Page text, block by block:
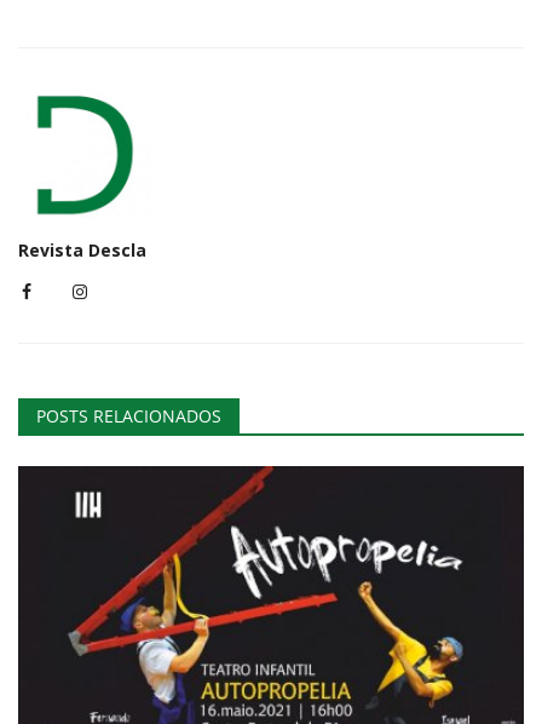
Revista Descla
POSTS RELACIONADOS